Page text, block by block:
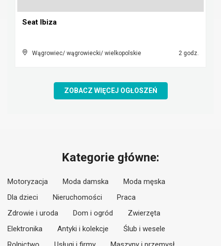
Seat Ibiza
Wągrowiec/ wągrowiecki/ wielkopolskie 2 godz.
ZOBACZ WIĘCEJ OGŁOSZEŃ
Kategorie główne:
Motoryzacja Moda damska
Moda męska
Dla dzieci
Nieruchomości
Praca
Zdrowie i uroda
Dom i ogród
Zwierzęta
Elektronika
Antyki i kolekcje
Ślub i wesele